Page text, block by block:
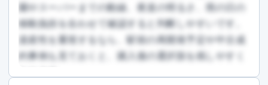
園やスーパーまでの動線、夜道の明るさ、雨の日の
移動負担を合わせて確認すると判断しやすいです。
資産性を重視するなら、駅前の再開発予定や中古成
約事例も見ておくと、購入後の選択肢を残しやすく